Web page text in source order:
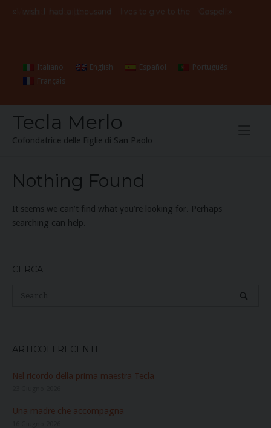
«Vorrei
wish
avere had
mille avitethousand
per lives to give to the Gospel
Vangelo
!»
Italiano English Español
Português
Français
Tecla Merlo
Cofondatrice delle Figlie di San Paolo
Nothing Found
It seems we can’t find what you’re looking for. Perhaps
searching can help.
CERCA
ARTICOLI RECENTI
Nel ricordo della prima maestra Tecla
Una madre che accompagna